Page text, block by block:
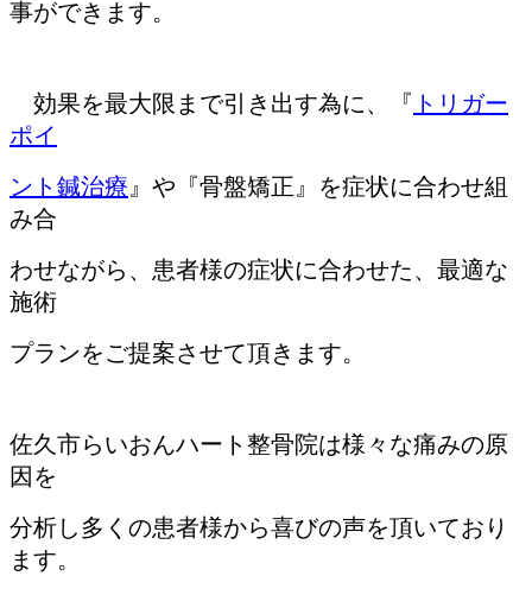
事ができます。
効果を最大限まで引き出す為に、『 トリガー
ポイ
ント鍼治療』や『骨盤矯正』を症状に合わせ組
み合
わせながら、患者様の症状に合わせた、最適な
施術
プランをご提案させて頂きます。
佐久市らいおんハート整骨院は様々な痛みの原
因を
分析し多くの患者様から喜びの声を頂いており
ます。